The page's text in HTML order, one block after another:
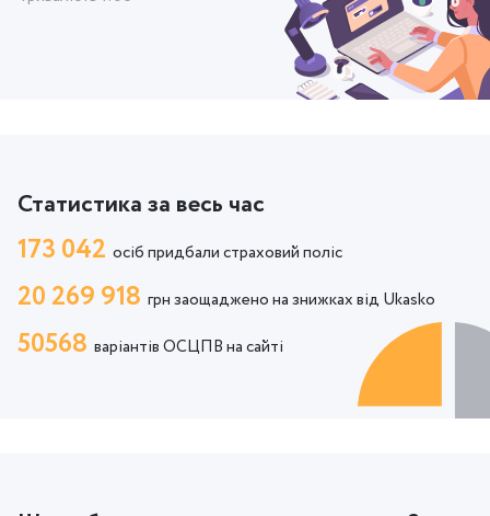
Статистика за весь час
173 042 осіб придбали страховий поліс
20 269 918 грн заощаджено на знижках від Ukasko
50568 варіантів ОСЦПВ на сайті